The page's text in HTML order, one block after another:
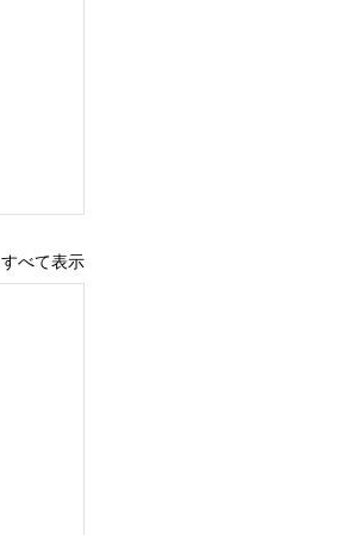
すべて表示